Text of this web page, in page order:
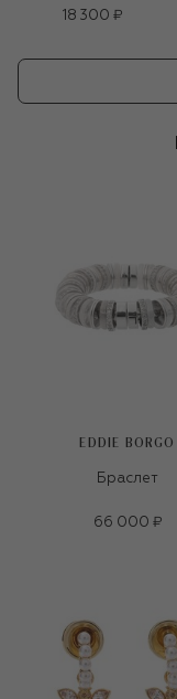
18 300 ₽
EDDIE BORGO
Браслет
66 000 ₽